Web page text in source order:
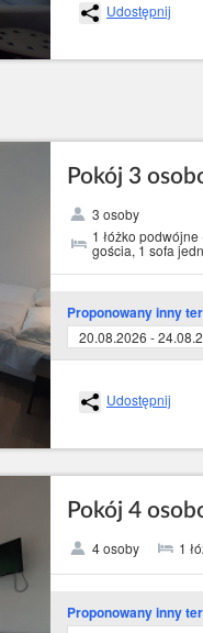
Udostępnij
Pokój 3
3 osoby
1 łóżko
gościa, 1 sofa
Proponowany inny
20.08.2026 -
Udostępnij
Pokój 4
4 osoby 1
Proponowany inny